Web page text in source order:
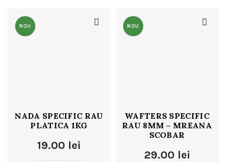
NOU
NADA SPECIFIC RAU
PLATICA 1KG
19.00 lei
NOU
WAFTERS SPECIFIC
RAU 8MM – MREANA
SCOBAR
29.00 lei